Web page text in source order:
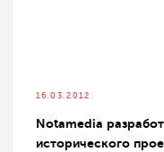
16.03.2012
Notamedia
исторического